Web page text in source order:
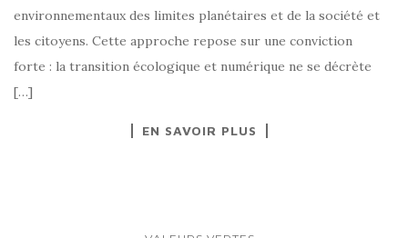
environnementaux des limites planétaires et de la société et
les citoyens. Cette approche repose sur une conviction
forte : la transition écologique et numérique ne se décrète
[…]
EN SAVOIR PLUS